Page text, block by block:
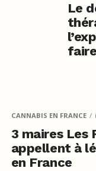
Le
faire
CANNABIS EN FRANCE
3 maires Les
appellent à
en France